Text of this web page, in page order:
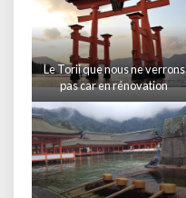
Le Torii que nous ne verrons
pas car en rénovation